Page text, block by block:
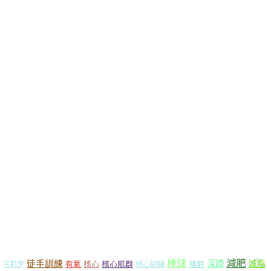
弓箭步 徒手訓練 有氧 核心 核心肌群 核心訓練 棒球 槓鈴 深蹲 減肥 減脂